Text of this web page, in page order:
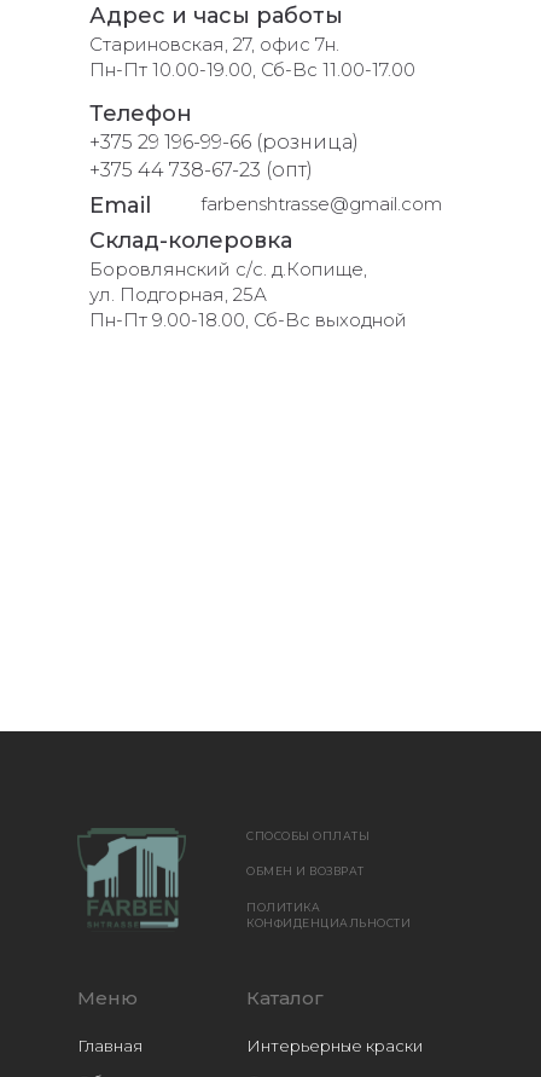
Адрес и часы работы
Стариновская, 27, офис 7н.
Пн-Пт 10.00-19.00, Сб-Вс 11.00-17.00
Телефон
Email farbenshtrasse@gmail.com
Склад-колеровка
Боровлянский с/с. д.Копище,
ул. Подгорная, 25А
Пн-Пт 9.00-18.00, Сб-Вс выходной
+375 29 196-99-66 (розница)
+375 44 738-67-23 (опт)
Каталог
Интерьерные краски
Меню
Главная
ОБМЕН И ВОЗВРАТ
СПОСОБЫ ОПЛАТЫ
ПОЛИТИКА
КОНФИДЕНЦИАЛЬНОСТИ